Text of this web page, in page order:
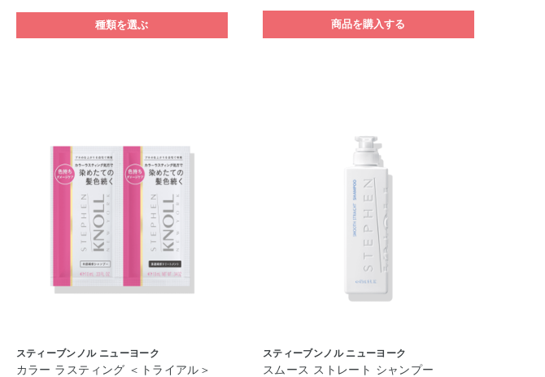
種類を選ぶ 商品を購入する
スティーブンノル ニューヨーク
カラー ラスティング ＜トライアル＞
スティーブンノル ニューヨーク
スムース ストレート シャンプー